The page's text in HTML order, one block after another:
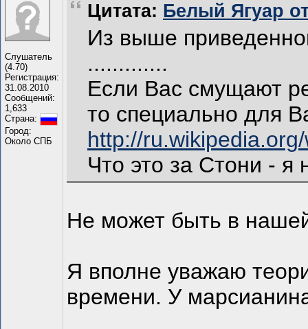
Слушатель
(4.70)
Регистрация:
31.08.2010
Сообщений:
1,633
Страна:
Город:
Около СПБ
Цитата: Белый Ягуар
Из выше
.............
Если Вас смущают
то специально для
http://
Что это за Стони -
Не может быть в
Я вполне уважаю
времени. У